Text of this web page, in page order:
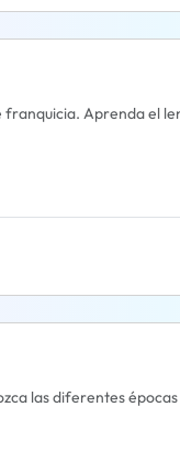
Aprenda el
las diferentes